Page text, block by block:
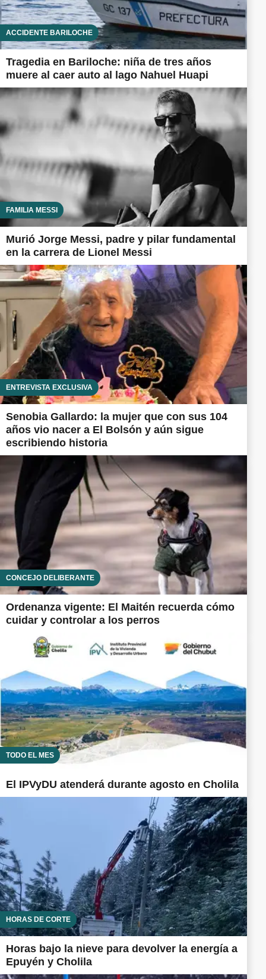
ACCIDENTE BARILOCHE
Tragedia en Bariloche: niña de tres años
muere al caer auto al lago Nahuel Huapi
FAMILIA MESSI
Murió Jorge Messi, padre y pilar fundamental
en la carrera de Lionel Messi
ENTREVISTA EXCLUSIVA
Senobia Gallardo: la mujer que con sus 104
años vio nacer a El Bolsón y aún sigue
escribiendo historia
CONCEJO DELIBERANTE
Ordenanza vigente: El Maitén recuerda cómo
cuidar y controlar a los perros
TODO EL MES
El IPVyDU atenderá durante agosto en Cholila
HORAS DE CORTE
Horas bajo la nieve para devolver la energía a
Epuyén y Cholila